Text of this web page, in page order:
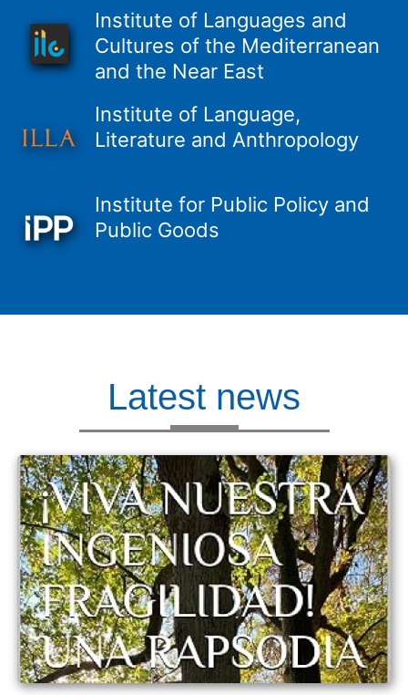
Institute of Languages and
Cultures of the Mediterranean
and the Near East
Institute of Language,
Literature and Anthropology
Institute for Public Policy and
Public Goods
Latest news